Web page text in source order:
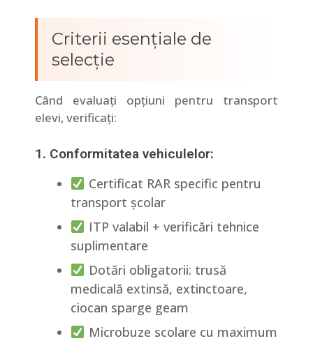
Criterii esențiale de
selecție
Când evaluați opțiuni pentru transport
elevi, verificați:
1. Conformitatea vehiculelor:
Certificat RAR specific pentru
transport școlar
ITP valabil + verificări tehnice
suplimentare
Dotări obligatorii: trusă
medicală extinsă, extinctoare,
ciocan sparge geam
Microbuze scolare cu maximum